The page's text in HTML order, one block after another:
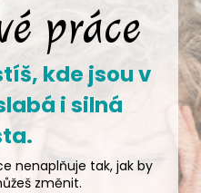
práce
kde jsou v
i silná
nenaplňuje tak, jak by
změnit.